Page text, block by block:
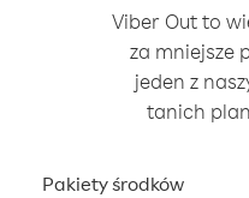
Viber Out to
za mniejsze
jeden z
tanich
Pakiety środków